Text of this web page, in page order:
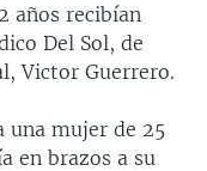
años recibían
Del Sol, de
Victor Guerrero.
una mujer de 25
en brazos a su